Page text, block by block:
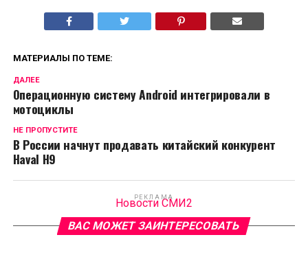
МАТЕРИАЛЫ ПО ТЕМЕ:
ДАЛЕЕ
Операционную систему Android интегрировали в
мотоциклы
НЕ ПРОПУСТИТЕ
В России начнут продавать китайский конкурент
Haval H9
РЕКЛАМА
Новости СМИ2
ВАС МОЖЕТ ЗАИНТЕРЕСОВАТЬ